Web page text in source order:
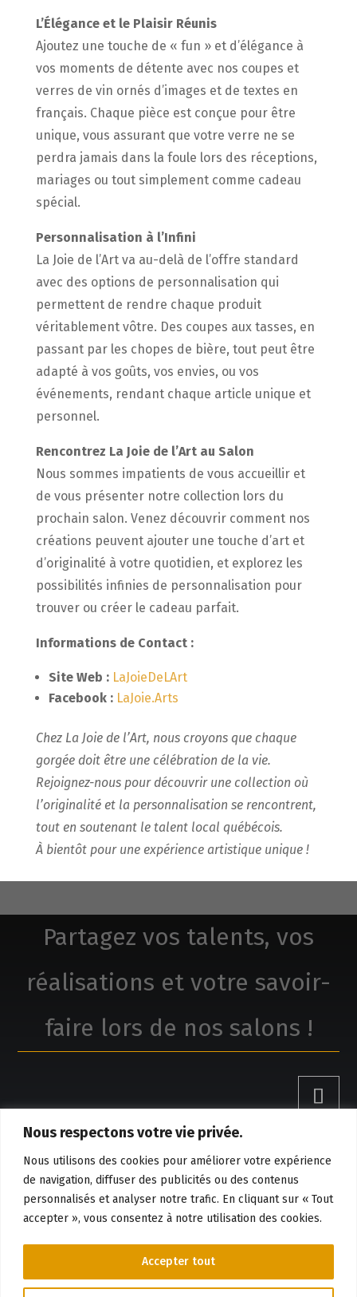
Nous respectons votre vie privée.
Nous utilisons des cookies pour améliorer votre expérience
de navigation, diffuser des publicités ou des contenus
personnalisés et analyser notre trafic. En cliquant sur « Tout
accepter », vous consentez à notre utilisation des cookies.
Accepter tout
L’Élégance et le Plaisir Réunis
Ajoutez une touche de « fun » et d’élégance à
vos moments de détente avec nos coupes et
verres de vin ornés d’images et de textes en
français. Chaque pièce est conçue pour être
unique, vous assurant que votre verre ne se
perdra jamais dans la foule lors des réceptions,
mariages ou tout simplement comme cadeau
spécial.
Personnalisation à l’Infini
La Joie de l’Art va au-delà de l’offre standard
avec des options de personnalisation qui
permettent de rendre chaque produit
véritablement vôtre. Des coupes aux tasses, en
passant par les chopes de bière, tout peut être
adapté à vos goûts, vos envies, ou vos
événements, rendant chaque article unique et
personnel.
Rencontrez La Joie de l’Art au Salon
Nous sommes impatients de vous accueillir et
de vous présenter notre collection lors du
prochain salon. Venez découvrir comment nos
créations peuvent ajouter une touche d’art et
d’originalité à votre quotidien, et explorez les
possibilités infinies de personnalisation pour
trouver ou créer le cadeau parfait.
Informations de Contact :
Site Web : LaJoieDeLArt
Facebook : LaJoie.Arts
Chez La Joie de l’Art, nous croyons que chaque
gorgée doit être une célébration de la vie.
Rejoignez-nous pour découvrir une collection où
l’originalité et la personnalisation se rencontrent,
tout en soutenant le talent local québécois.
À bientôt pour une expérience artistique unique !
Partagez vos talents, vos
réalisations et votre savoir-
faire lors de nos salons !
Claude Boivin, réalisations

Réservation et information